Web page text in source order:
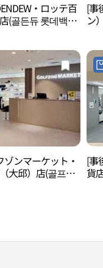
・ロッテ百
(골든듀 롯데백화
[事
ン
ンマーケット・
大邱）店(골프존
[事
貨